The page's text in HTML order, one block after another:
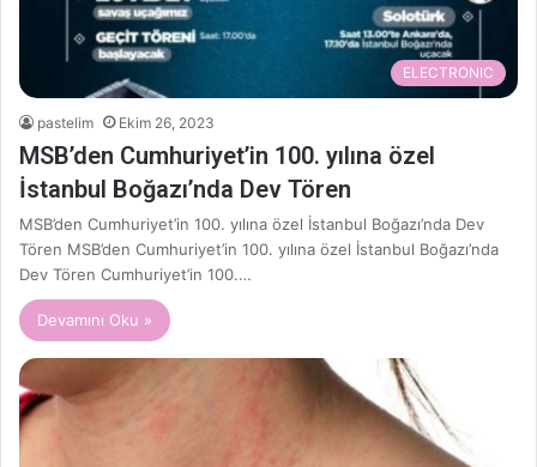
ELECTRONIC
pastelim Ekim 26, 2023
MSB’den Cumhuriyet’in 100. yılına özel
İstanbul Boğazı’nda Dev Tören
MSB’den Cumhuriyet’in 100. yılına özel İstanbul Boğazı’nda Dev
Tören MSB’den Cumhuriyet’in 100. yılına özel İstanbul Boğazı’nda
Dev Tören Cumhuriyet’in 100.…
Devamını Oku »